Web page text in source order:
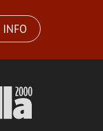
INFO